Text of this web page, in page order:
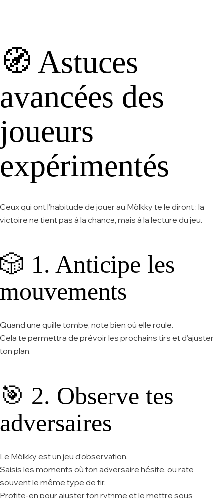
🧭 Astuces
avancées des
joueurs
expérimentés
Ceux qui ont l’habitude de jouer au Mölkky te le diront : la
victoire ne tient pas à la chance, mais à la lecture du jeu.
🎲 1. Anticipe les
mouvements
Quand une quille tombe, note bien où elle roule.
Cela te permettra de prévoir les prochains tirs et d’ajuster
ton plan.
🎯 2. Observe tes
adversaires
Le Mölkky est un jeu d’observation.
Saisis les moments où ton adversaire hésite, ou rate
souvent le même type de tir.
Profite-en pour ajuster ton rythme et le mettre sous